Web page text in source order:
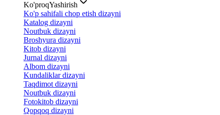
Ko'proqYashirish
Ko'p sahifali chop etish dizayni
Katalog dizayni
Noutbuk dizayni
Broshyura dizayni
Kitob dizayni
Jurnal dizayni
Albom dizayni
Kundaliklar dizayni
Taqdimot dizayni
Noutbuk dizayni
Fotokitob dizayni
Qopqoq dizayni